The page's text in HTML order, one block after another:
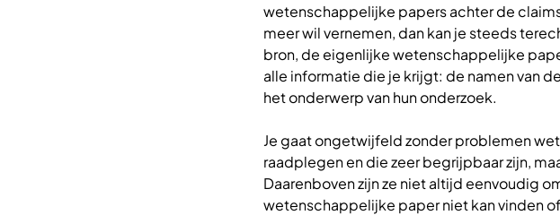
wetenschappelijke papers achter de
meer wil vernemen, dan kan je steeds
bron, de eigenlijke wetenschappelijke
alle informatie die je krijgt: de namen van
het onderwerp van hun onderzoek.
Je gaat ongetwijfeld zonder problemen
raadplegen en die zeer begrijpbaar zijn,
Daarenboven zijn ze niet altijd eenvoudig
wetenschappelijke paper niet kan vinden